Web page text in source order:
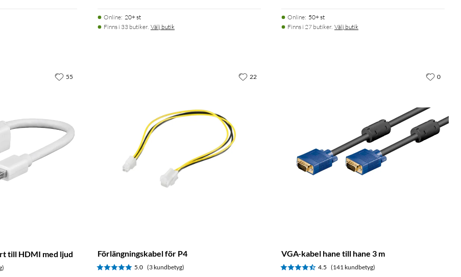
Online: 20+ st
Finns i 33 butiker. Välj butik
Online: 50+ st
Finns i 27 butiker. Välj butik
till HDMI med ljud
55
Förlängningskabel för P4
5.0 (3 kundbetyg)
22
VGA-kabel hane till hane 3 m
4.5 (141 kundbetyg)
0